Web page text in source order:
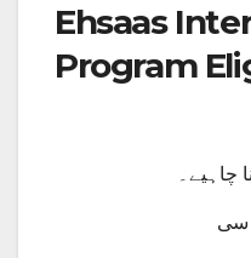
Ehsaas
Program
سی